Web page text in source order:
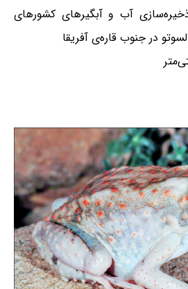
آب و آبگیرهای کشورهای
در جنوب قاره‌ی آفریقا